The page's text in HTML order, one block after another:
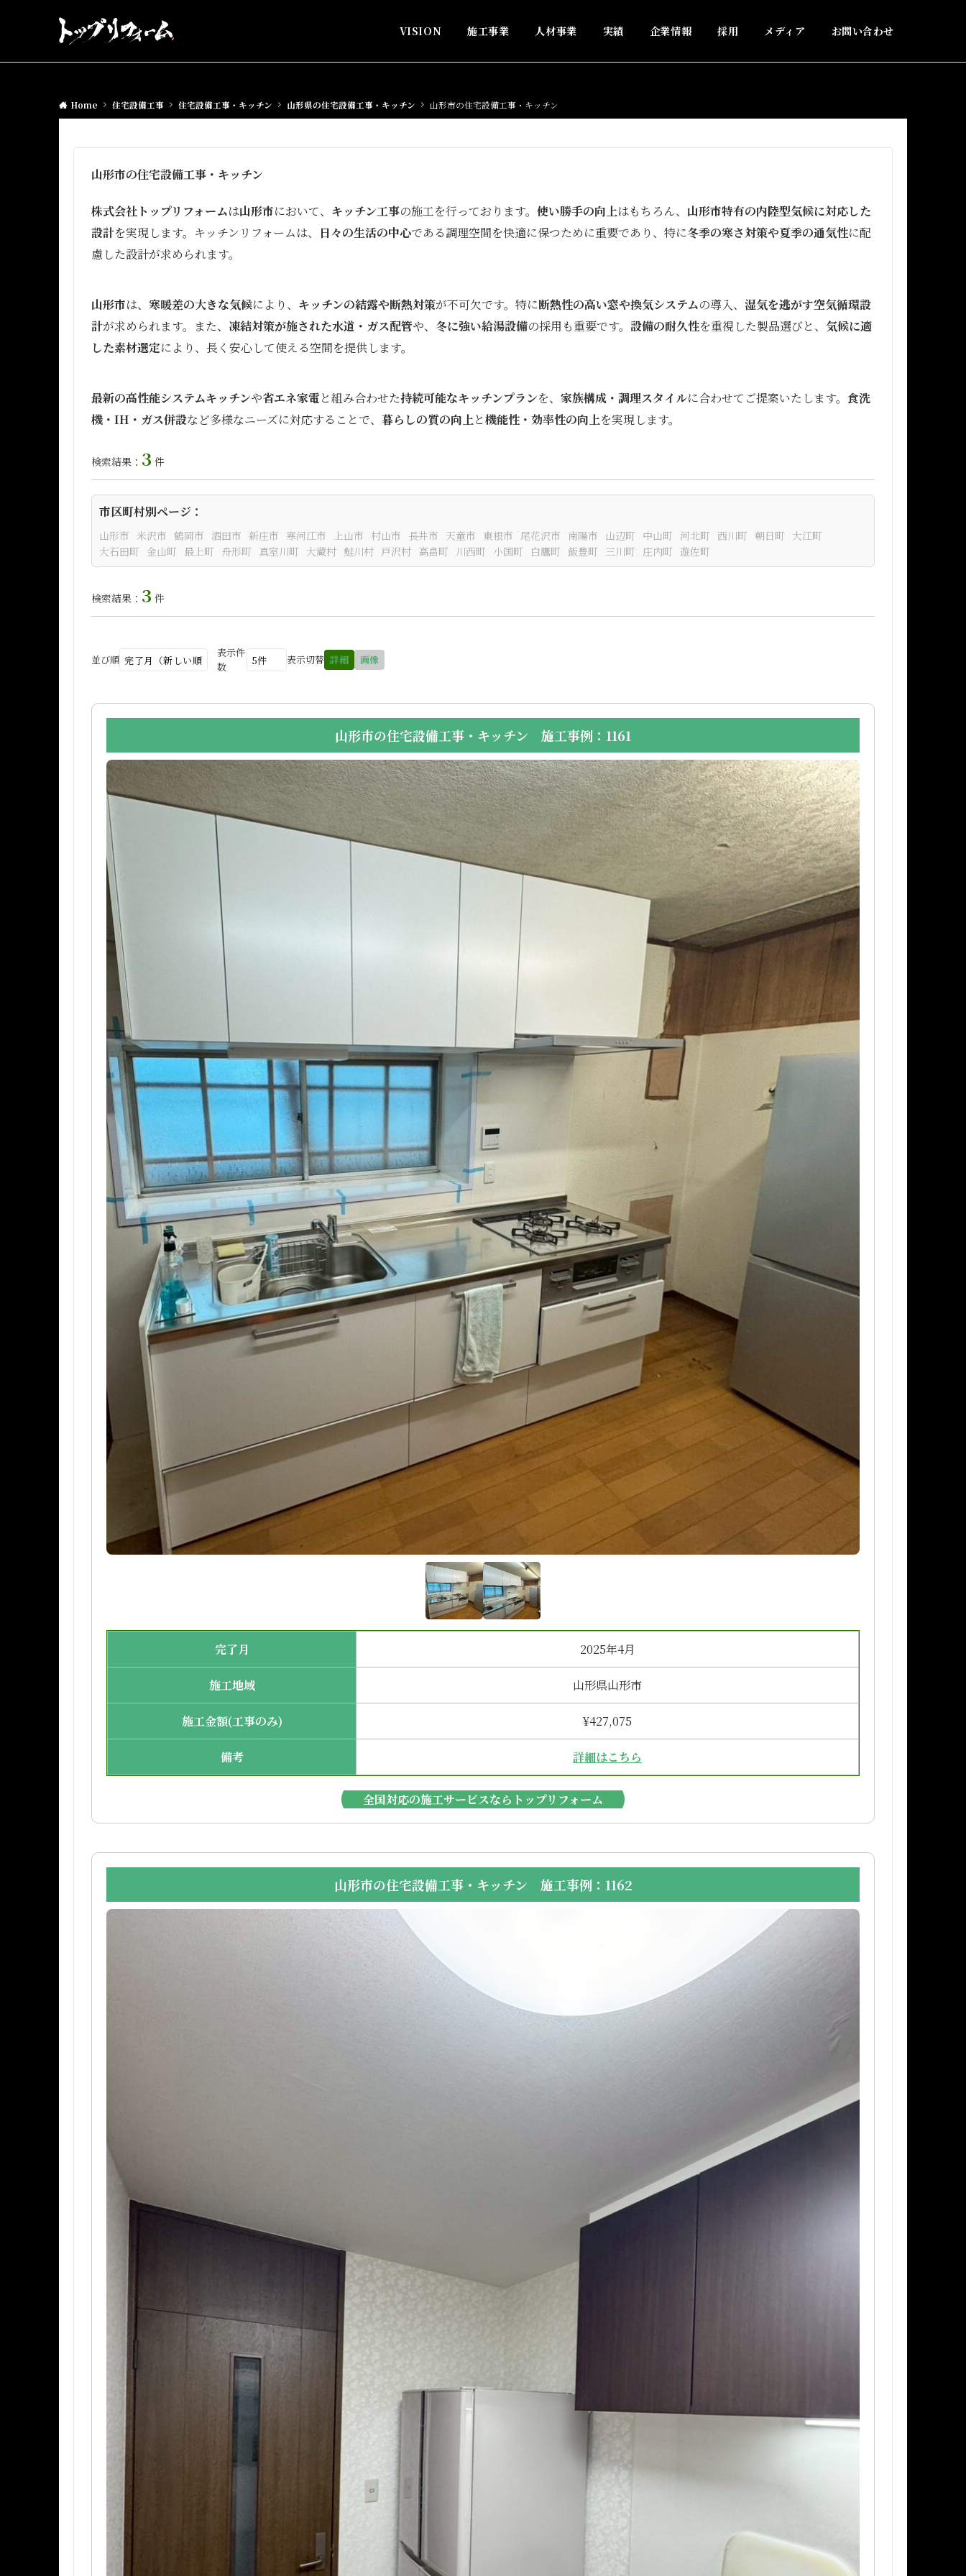
VISION 施工事業 人材事業 実績 企業情報 採用 メディア お問い合わせ
Home 住宅設備工事 住宅設備工事・キッチン 山形県の住宅設備工事・キッチン 山形市の住宅設備工事・キッチン
山形市の住宅設備工事・キッチン
株式会社トップリフォームは山形市において、 キッチン工事の施工を行っております。 使い勝手の向上はもちろん、 山形市特有の内陸型気候に対応した
設計を実現します。キッチンリフォームは、 日々の生活の中心である調理空間を快適に保つために重要であり、特に冬季の寒さ対策や夏季の通気性に配
慮した設計が求められます。
山形市は、 寒暖差の大きな気候により、 キッチンの結露や断熱対策が不可欠です。特に断熱性の高い窓や換気システムの導入、 湿気を逃がす空気循環設
計が求められます。また、 凍結対策が施された水道・ガス配管や、 冬に強い給湯設備の採用も重要です。 設備の耐久性を重視した製品選びと、 気候に適
した素材選定により、長く安心して使える空間を提供します。
最新の高性能システムキッチンや省エネ家電と組み合わせた持続可能なキッチンプランを、 家族構成・調理スタイルに合わせてご提案いたします。 食洗
機・IH・ガス併設など多様なニーズに対応することで、 暮らしの質の向上と機能性・効率性の向上を実現します。
検索結果： 3 件
市区町村別ページ：
山形市 米沢市 鶴岡市 酒田市 新庄市 寒河江市 上山市 村山市 長井市 天童市 東根市 尾花沢市 南陽市 山辺町 中山町 河北町 西川町 朝日町 大江町
大石田町 金山町 最上町 舟形町 真室川町 大蔵村 鮭川村 戸沢村 高畠町 川西町 小国町 白鷹町 飯豊町 三川町 庄内町 遊佐町
検索結果： 3 件
並び順
表示件
数
表示切替 詳細 画像
山形市の住宅設備工事・キッチン 施工事例：1161
完了月 2025年4月
施工地域 山形県山形市
施工金額(工事のみ) ¥427,075
備考 詳細はこちら
全国対応の施工サービスならトップリフォーム
山形市の住宅設備工事・キッチン 施工事例：1162